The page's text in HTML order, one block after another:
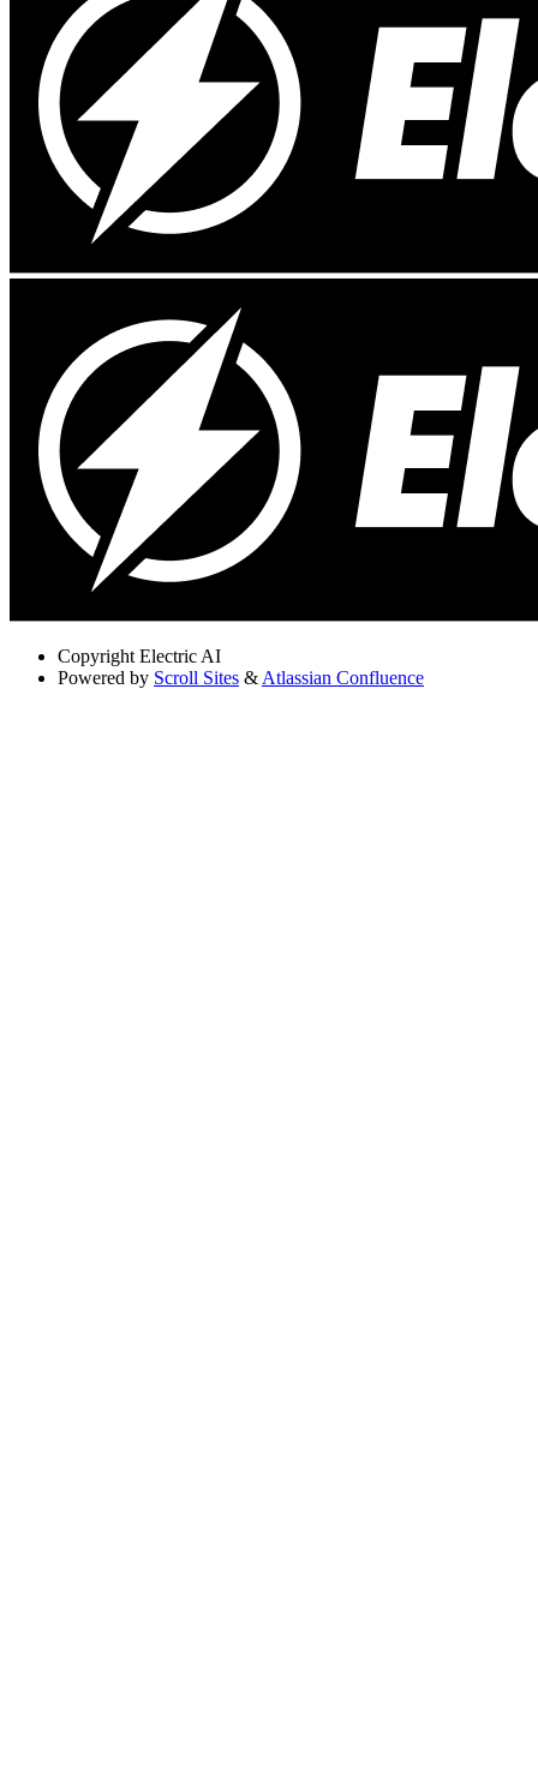
Copyright Electric AI
Powered by Scroll Sites & Atlassian Confluence